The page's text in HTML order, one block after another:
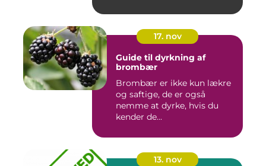
17. nov
Guide til dyrkning af
brombær
Brombær er ikke kun lækre
og saftige, de er også
nemme at dyrke, hvis du
kender de...
13. nov